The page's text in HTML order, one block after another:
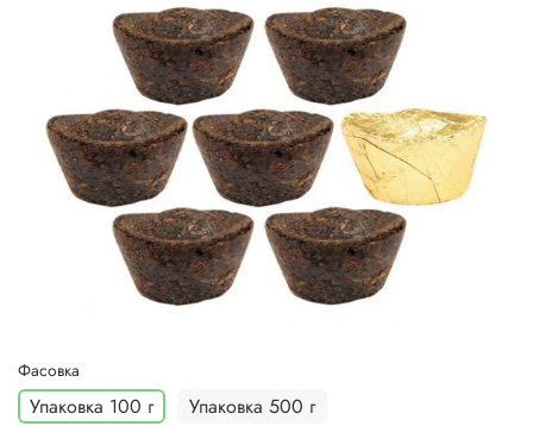
Фасовка
Упаковка 100 г Упаковка 500 г